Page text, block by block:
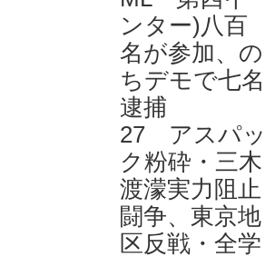
ンター)八百
名が参加、の
ちデモで七名
逮捕
27 アスパッ
ク粉砕・三木
渡濛実力阻止
闘争、東京地
区反戦・全学